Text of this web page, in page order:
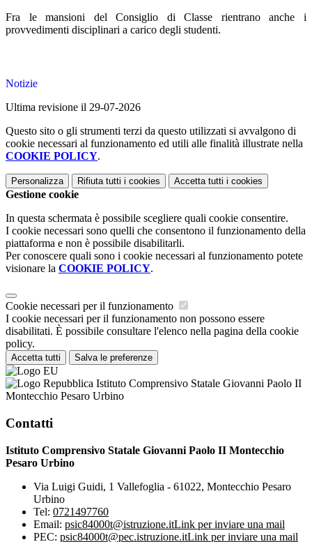
Fra le mansioni del Consiglio di Classe rientrano anche i
provvedimenti disciplinari a carico degli studenti.
Notizie
Ultima revisione il 29-07-2026
Questo sito o gli strumenti terzi da questo utilizzati si avvalgono di
cookie necessari al funzionamento ed utili alle finalità illustrate nella
COOKIE POLICY.
Personalizza Rifiuta tutti i cookies Accetta tutti i cookies
Gestione cookie
In questa schermata è possibile scegliere quali cookie consentire.
I cookie necessari sono quelli che consentono il funzionamento della
piattaforma e non è possibile disabilitarli.
Per conoscere quali sono i cookie necessari al funzionamento potete
visionare la COOKIE POLICY.
Cookie necessari per il funzionamento
I cookie necessari per il funzionamento non possono essere
disabilitati. È possibile consultare l'elenco nella pagina della cookie
policy.
Accetta tutti Salva le preferenze
Istituto Comprensivo Statale Giovanni Paolo II
Montecchio Pesaro Urbino
Contatti
Istituto Comprensivo Statale Giovanni Paolo II Montecchio
Pesaro Urbino
Via Luigi Guidi, 1 Vallefoglia - 61022, Montecchio Pesaro
Urbino
Tel: 0721497760
Email: psic84000t@istruzione.itLink per inviare una mail
PEC: psic84000t@pec.istruzione.itLink per inviare una mail